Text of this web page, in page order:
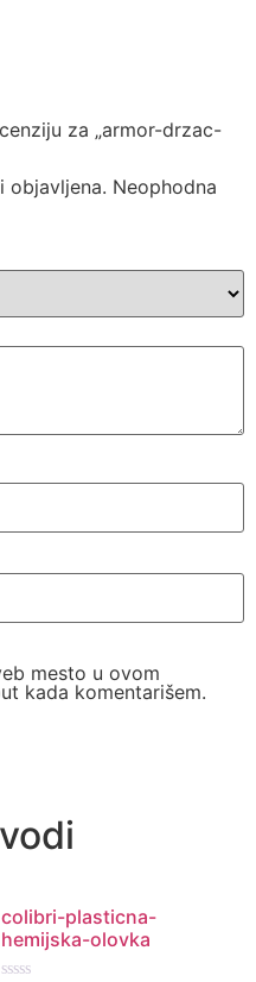
za „armor-drzac-
objavljena. Neophodna
mesto u ovom
kada komentarišem.
colibri-plasticna-
hemijska-olovka